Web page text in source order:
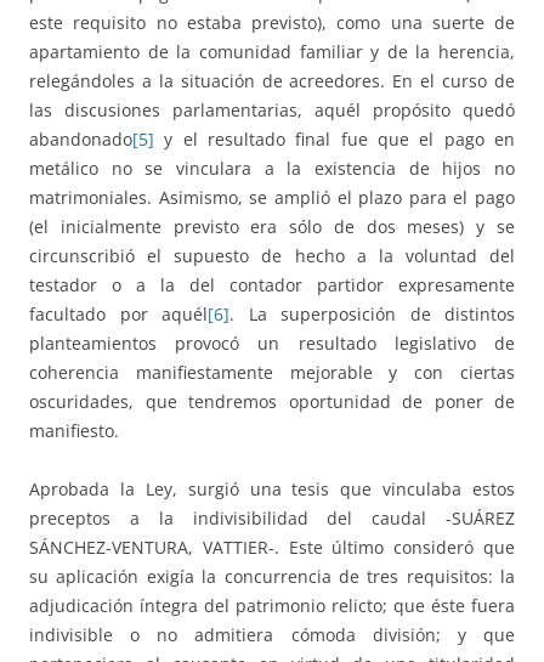
este requisito no estaba previsto), como una suerte de
apartamiento de la comunidad familiar y de la herencia,
relegándoles a la situación de acreedores. En el curso de
las discusiones parlamentarias, aquél propósito quedó
abandonado[5] y el resultado final fue que el pago en
metálico no se vinculara a la existencia de hijos no
matrimoniales. Asimismo, se amplió el plazo para el pago
(el inicialmente previsto era sólo de dos meses) y se
circunscribió el supuesto de hecho a la voluntad del
testador o a la del contador partidor expresamente
facultado por aquél[6]. La superposición de distintos
planteamientos provocó un resultado legislativo de
coherencia manifiestamente mejorable y con ciertas
oscuridades, que tendremos oportunidad de poner de
manifiesto.
Aprobada la Ley, surgió una tesis que vinculaba estos
preceptos a la indivisibilidad del caudal -SUÁREZ
SÁNCHEZ-VENTURA, VATTIER-. Este último consideró que
su aplicación exigía la concurrencia de tres requisitos: la
adjudicación íntegra del patrimonio relicto; que éste fuera
indivisible o no admitiera cómoda división; y que